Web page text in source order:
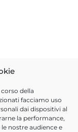
corso della
facciamo uso
dai dispositivi al
la performance,
nostre audience e